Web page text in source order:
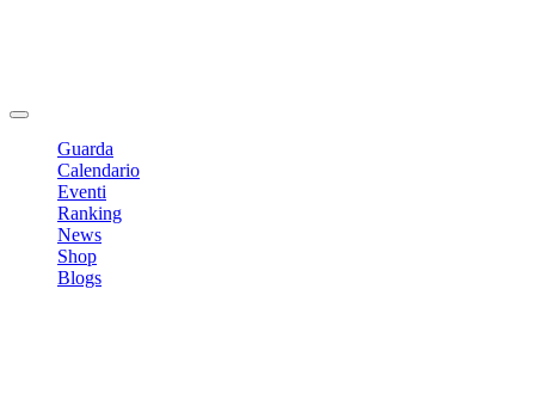
Guarda
Calendario
Eventi
Ranking
News
Shop
Blogs